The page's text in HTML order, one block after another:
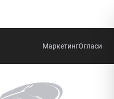
МаркетингОгласи